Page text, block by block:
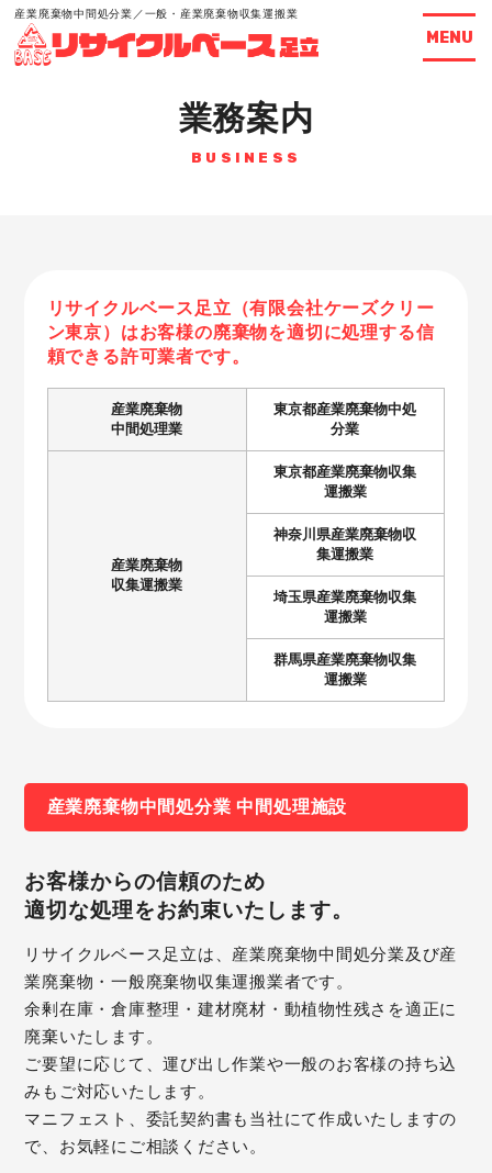
産業廃棄物中間処分業／一般・産業廃棄物収集運搬業
MENU
業務案内
BUSINESS
リサイクルベース足立（有限会社ケーズクリー
ン東京）はお客様の廃棄物を適切に処理する信
頼できる許可業者です。
産業廃棄物
中間処理業
東京都産業廃棄物中処
分業
産業廃棄物
収集運搬業
東京都産業廃棄物収集
運搬業
神奈川県産業廃棄物収
集運搬業
埼玉県産業廃棄物収集
運搬業
群馬県産業廃棄物収集
運搬業
産業廃棄物中間処分業 中間処理施設
お客様からの信頼のため
適切な処理をお約束いたします。
リサイクルベース足立は、産業廃棄物中間処分業及び産
業廃棄物・一般廃棄物収集運搬業者です。
余剰在庫・倉庫整理・建材廃材・動植物性残さを適正に
廃棄いたします。
ご要望に応じて、運び出し作業や一般のお客様の持ち込
みもご対応いたします。
マニフェスト、委託契約書も当社にて作成いたしますの
で、お気軽にご相談ください。